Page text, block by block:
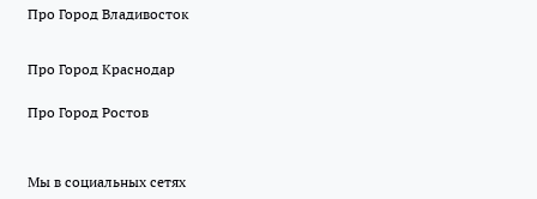
Про Город Владивосток
Про Город Краснодар
Про Город Ростов
Мы в социальных сетях